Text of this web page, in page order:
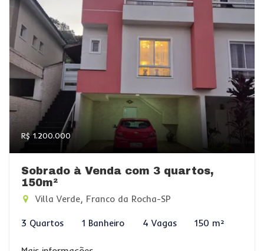
R$ 1.200.000
Sobrado à Venda com 3 quartos,
150m²
Villa Verde, Franco da Rocha-SP
3 Quartos 1 Banheiro 4 Vagas 150 m²